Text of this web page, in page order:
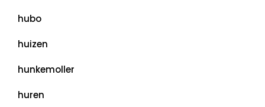
hubo
huizen
hunkemoller
huren